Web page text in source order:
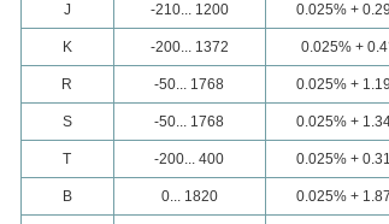
J -210... 1200 0.025% +
K -200... 1372 0.025% +
R -50... 1768 0.025% +
S -50... 1768 0.025% +
T -200... 400 0.025% +
B 0... 1820 0.025% +